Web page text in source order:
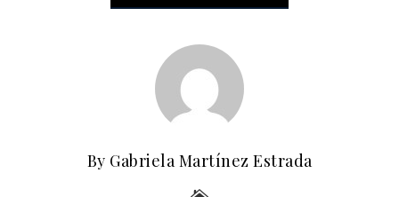
By Gabriela Martínez Estrada